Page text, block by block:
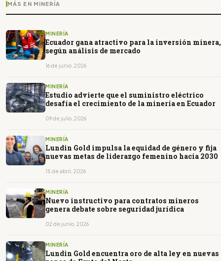
MÁS EN MINERÍA
MINERÍA
Ecuador gana atractivo para la inversión minera,
según análisis de mercado
16 de junio, 2026
MINERÍA
Estudio advierte que el suministro eléctrico
desafía el crecimiento de la minería en Ecuador
09 de julio, 2026
MINERÍA
Lundin Gold impulsa la equidad de género y fija
nuevas metas de liderazgo femenino hacia 2030
15 de abril, 2026
MINERÍA
Nuevo instructivo para contratos mineros
genera debate sobre seguridad jurídica
02 de junio, 2026
MINERÍA
Lundin Gold encuentra oro de alta ley en nuevas